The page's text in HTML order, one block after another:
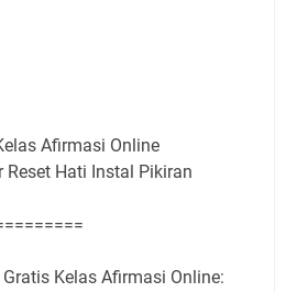
Afirmasi Online
Reset Hati Instal Pikiran
Kelas Afirmasi Online: